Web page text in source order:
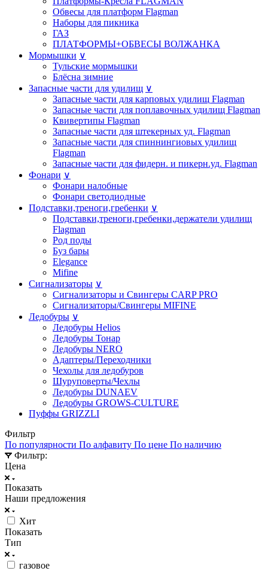
Обвесы для платформ Flagman
Наборы для пикника
ГАЗ
ПЛАТФОРМЫ+ОБВЕСЫ ВОЛЖАНКА
Мормышки ∨
Тульские мормышки
Блёсна зимние
Запасные части для удилищ ∨
Запасные части для карповых удилищ Flagman
Запасные части для поплавочных удилищ Flagman
Квивертипы Flagman
Запасные части для штекерных уд. Flagman
Запасные части для спиннингиовых удилищ
Flagman
Запасные части для фидерн. и пикерн.уд. Flagman
Фонари ∨
Фонари налобные
Фонари светодиодные
Подставки,треноги,гребенки ∨
Подставки,треноги,гребенки,держатели удилищ
Flagman
Род поды
Буз бары
Elegance
Mifine
Сигнализаторы ∨
Сигнализаторы и Свингеры CARP PRO
Сигнализаторы/Свингеры MIFINE
Ледобуры ∨
Ледобуры Helios
Ледобуры Тонар
Ледобуры NERO
Адаптеры/Переходники
Чехолы для ледобуров
Шуруповерты/Чехлы
Ледобуры DUNAEV
Ледобуры GROWS-CULTURE
Пуффы GRIZZLI
Фильтр
По популярности По алфавиту По цене По наличию
Фильтр:
Цена
Показать
Наши предложения
Хит
Показать
Тип
газовое